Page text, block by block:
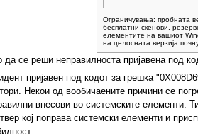
да се реши неправилноста пријавена под
пријавен под кодот за грешка
Некои од вообичаените причини се
внесови во системските елементи.
кој поправа системски елементи и
Ограничувања: пробната
бесплатни скенови,
елементите на вашиот
на целосната верзија